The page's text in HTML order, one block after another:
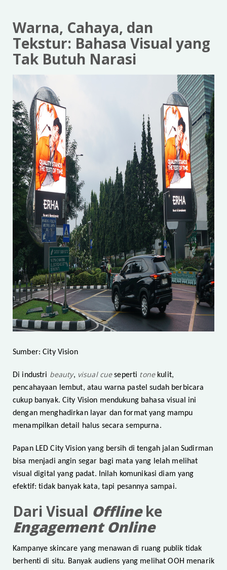
Warna, Cahaya, dan
Tekstur: Bahasa Visual yang
Tak Butuh Narasi
Sumber: City Vision
Di industri beauty, visual cueseperti tonekulit,
pencahayaan lembut, atau warna pastel sudah berbicara
cukup banyak. City Vision mendukung bahasa visual ini
dengan menghadirkan layar dan format yang mampu
menampilkan detail halus secara sempurna.
Papan LED City Vision yang bersih di tengah jalan Sudirman
bisa menjadi angin segar bagi mata yang lelah melihat
visual digital yang padat. Inilah komunikasi diam yang
efektif: tidak banyak kata, tapi pesannya sampai.
Dari Visual Offlineke
Engagement Online
Kampanye skincare yang menawan di ruang publik tidak
berhenti di situ. Banyak audiens yang melihat OOH menarik